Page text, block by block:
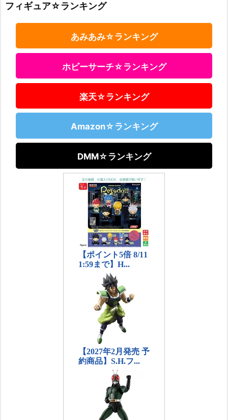
フィギュア☆ランキング
あみあみ☆ランキング
ホビーサーチ☆ランキング
楽天☆ランキング
Amazon☆ランキング
DMM☆ランキング